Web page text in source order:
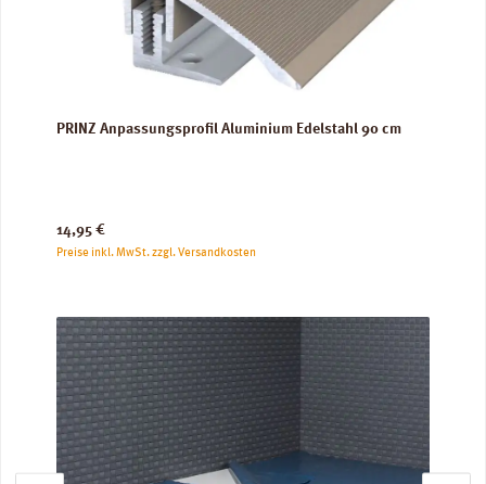
PRINZ Anpassungsprofil Aluminium Edelstahl 90 cm
Regulärer Preis:
14,95 €
Preise inkl. MwSt. zzgl. Versandkosten